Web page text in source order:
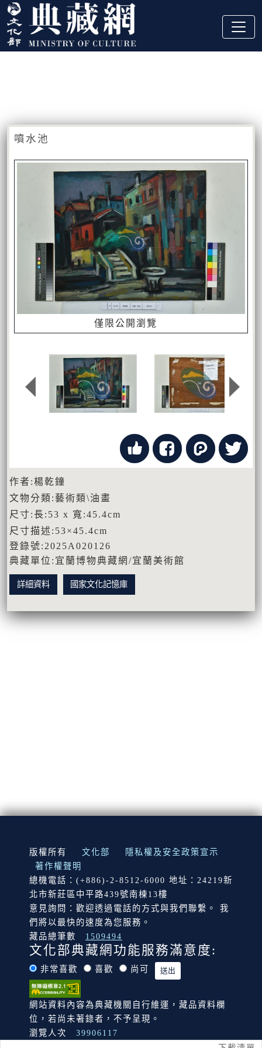
跳到主要內容
:::
噴水池
僅限公開瀏覽
作者:楊乾鐘
文物分類:藝術類\油畫
尺寸:長:53 x 寬:45.4cm
尺寸描述:53×45.4cm
登錄號:2025A020126
典藏單位:宜蘭博物典藏網/宜蘭美術館
詳細資料 國家文化記憶庫
:::
版權所有 文化部
隱私權及安全政策宣示
著作權聲明
總機電話：(+886)-2-8512-6000 地址：24219新
北市新莊區中平路439號南棟13樓
意見詢問：歡迎透過電話的方式與我們聯繫。 我
們將以最快的速度為您服務。
藏品總筆數
1509494
文化部典藏網功能服務滿意度:
非常喜歡 喜歡 尚可
網站資料內容為典藏機關自行維運，藏品資料欄
位，若尚未著錄者，不予呈現。
瀏覽人次
39906117